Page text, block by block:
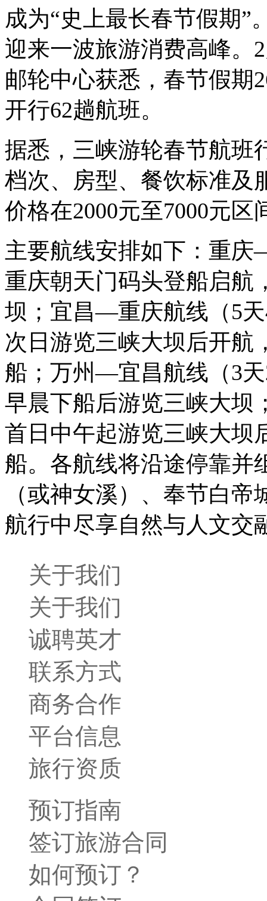
成为“史上最长春节假期”
迎来一波旅游消费高峰。
邮轮中心获悉，春节假期
开行62趟航班。
据悉，三峡游轮春节航班
档次、房型、餐饮标准及
价格在2000元至7000元区
主要航线安排如下：重
重庆朝天门码头登船启航
坝；宜昌—重庆航线（5
次日游览三峡大坝后开航
船；万州—宜昌航线（3
早晨下船后游览三峡大
首日中午起游览三峡大坝
船。各航线将沿途停靠并
（或神女溪）、奉节白
航行中尽享自然与人文交
关于我们
关于我们
诚聘英才
联系方式
商务合作
平台信息
旅行资质
预订指南
签订旅游合同
如何预订？